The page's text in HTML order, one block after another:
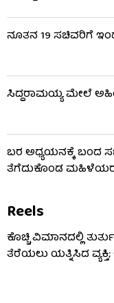
ನೂತನ 19 ಸಚಿವರಿಗೆ
ಸಿದ್ದರಾಮಯ್ಯ ಮೇಲೆ
ಬರ ಅಧ್ಯಯನಕ್ಕೆ ಬಂದ
ತೆಗೆದುಕೊಂಡ
Reels
ಕೊಚ್ಚಿ ವಿಮಾನದಲ್ಲಿ
ತೆರೆಯಲು ಯತ್ನಿಸಿದ